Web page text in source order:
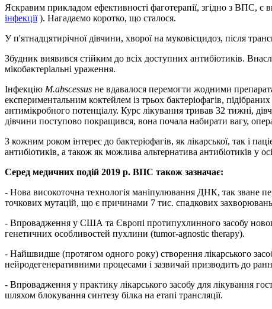
Яскравим прикладом ефективності фаготерапії, згідно з ВПС, є
інфекції). Нагадаємо коротко, що сталося.
У п'ятнадцятирічної дівчини, хворої на муковісцидоз, після
Збудник виявився стійким до всіх доступних антибіотиків.
мікобактеріальні ураження.
Інфекцію M.abscessus не вдавалося перемогти жодними
експериментальним коктейлем із трьох бактеріофагів,
антимікробного потенціалу. Курс лікування тривав 32 тижні,
дівчини поступово покращився, вона почала набирати вагу,
З кожним роком інтерес до бактеріофагів, як лікарської, так і
антибіотиків, а також як можлива альтернатива антибіотиків у
Серед медичних подій 2019 р. ВПС також зазначає:
- Нова високоточна технологія маніпулювання ДНК, так зване
точкових мутацій, що є причинами 7 тис. спадкових
- Впровадження у США та Європі протипухлинного засобу
генетичних особливостей пухлини (tumor-agnostic therapy).
- Найшвидше (протягом одного року) створення лікарського
нейродегенеративними процесами і зазвичай призводить до
- Впровадження у практику лікарського засобу для лікування
шляхом блокування синтезу білка на етапі трансляції.